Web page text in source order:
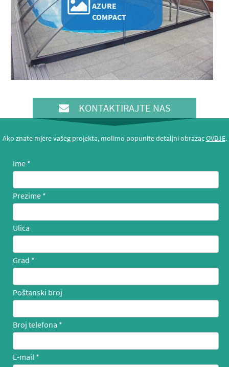
AZURE
COMPACT
KONTAKTIRAJTE NAS
Ako znate mjere vašeg projekta, molimo popunite detaljni obrazacOVDJE.
Ime
Prezime
Ulica
Grad
Poštanski broj
Broj telefona
E-mail